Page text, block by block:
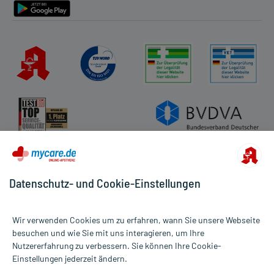
Alle Preise gelten inkl. MwSt., ggf. zzgl. Versandkosten
Informationen auf dieser Website werden ausschließlich für
Datenschutz- und Cookie-Einstellungen
Wir verwenden Cookies um zu erfahren, wann Sie unsere Webseite
besuchen und wie Sie mit uns interagieren, um Ihre
Nutzererfahrung zu verbessern. Sie können Ihre Cookie-
Einstellungen jederzeit ändern.